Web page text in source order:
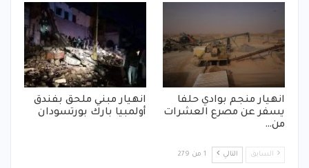
انهيار منجم بوادي حلفا
يسفر عن مصرع العشرات
من…
انهيار مبني ملحق بفندق
أولمبيا بارك بورتسودان
السابق التالي 1 من 279